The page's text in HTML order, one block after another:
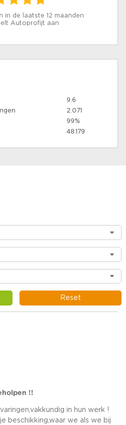
in de laatste 12 maanden
Autoprofijt aan
9.6
2.071
99%
48.179
Reset
!!
in hun werk !
beschikking,waar we als we bij